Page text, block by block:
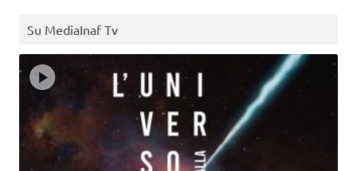
Su MediaInaf Tv